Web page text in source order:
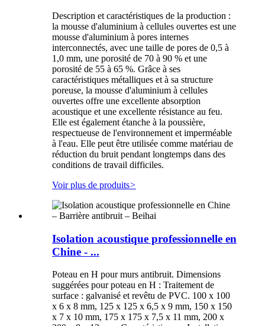
Description et caractéristiques de la production :
la mousse d'aluminium à cellules ouvertes est une
mousse d'aluminium à pores internes
interconnectés, avec une taille de pores de 0,5 à
1,0 mm, une porosité de 70 à 90 % et une
porosité de 55 à 65 %. Grâce à ses
caractéristiques métalliques et à sa structure
poreuse, la mousse d'aluminium à cellules
ouvertes offre une excellente absorption
acoustique et une excellente résistance au feu.
Elle est également étanche à la poussière,
respectueuse de l'environnement et imperméable
à l'eau. Elle peut être utilisée comme matériau de
réduction du bruit pendant longtemps dans des
conditions de travail difficiles.
Voir plus de produits>
Isolation acoustique professionnelle en
Chine - ...
Poteau en H pour murs antibruit. Dimensions
suggérées pour poteau en H : Traitement de
surface : galvanisé et revêtu de PVC. 100 x 100
x 6 x 8 mm, 125 x 125 x 6,5 x 9 mm, 150 x 150
x 7 x 10 mm, 175 x 175 x 7,5 x 11 mm, 200 x